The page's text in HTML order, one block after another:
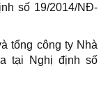
số 19/2014/NĐ-
tổng công ty Nhà
tại Nghị định số